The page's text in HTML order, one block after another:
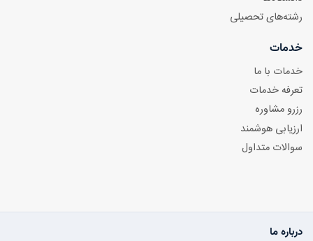
رشته‌های تحصیلی
خدمات
خدمات با ما
تعرفه خدمات
رزرو مشاوره
ارزیابی هوشمند
سوالات متداول
درباره ما